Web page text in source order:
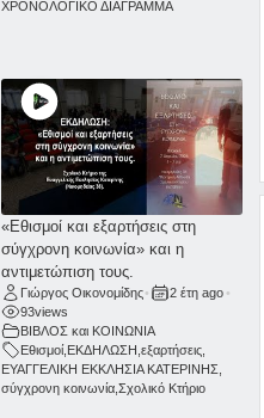
ΧΡΟΝΟΛΟΓΙΚΟ ΔΙΑΓΡΑΜΜΑ
«Εθισμοί και εξαρτήσεις στη
σύγχρονη κοινωνία» και η
αντιμετώπιση τους.
Γιώργος Οικονομίδης• 2 έτη ago •
93views
ΒΙΒΛΟΣ και ΚΟΙΝΩΝΙΑ
Εθισμοί, ΕΚΔΗΛΩΣΗ εξαρτήσεις,
ΕΥΑΓΓΕΛΙΚΗ ΕΚΚΛΗΣΙΑ ΚΑΤΕΡΙΝΗΣ
σύγχρονη κοινωνία, Σχολικό Κτήριο